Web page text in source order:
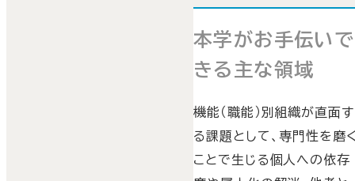
本学がお手伝いで
きる主な領域
機能（職能）別組織が直面す
る課題として、専門性を磨
ことで生じる個人への依存